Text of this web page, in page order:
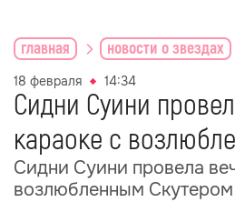
главная новости о звездах
18 февраля 14:34
Сидни Суини
караоке с
Сидни Суини провела
возлюбленным